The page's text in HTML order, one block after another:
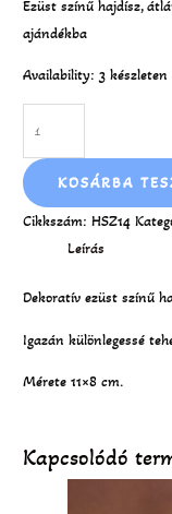
Ezüst színű hajdísz,
ajándékba
Availability: 3 készleten
KOSÁRBA
Cikkszám:HSZ14
Leírás
Dekoratív ezüst színű
Igazán különlegessé
Mérete 11×8 cm.
Kapcsolódó